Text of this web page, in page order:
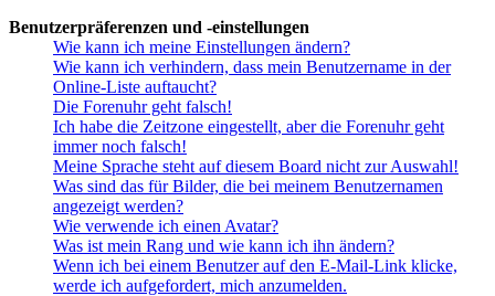
Benutzerpräferenzen und -einstellungen
Wie kann ich meine Einstellungen ändern?
Wie kann ich verhindern, dass mein Benutzername in der
Online-Liste auftaucht?
Die Forenuhr geht falsch!
Ich habe die Zeitzone eingestellt, aber die Forenuhr geht
immer noch falsch!
Meine Sprache steht auf diesem Board nicht zur Auswahl!
Was sind das für Bilder, die bei meinem Benutzernamen
angezeigt werden?
Wie verwende ich einen Avatar?
Was ist mein Rang und wie kann ich ihn ändern?
Wenn ich bei einem Benutzer auf den E-Mail-Link klicke,
werde ich aufgefordert, mich anzumelden.